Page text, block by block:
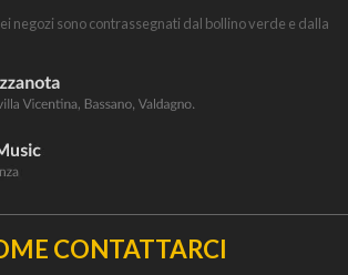
negozi sono contrassegnati dal bollino verde e dalla
CONTATTARCI